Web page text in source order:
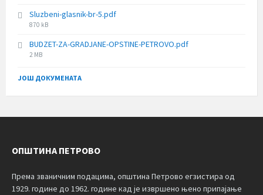
Sluzbeni-glasnik-br-5.pdf
File
870 kB
BUDZET-ZA-GRADJANE-OPSTINE-PETROVO.pdf
File
2 MB
ЈОШ ДОКУМЕНАТА
ОПШТИНА ПЕТРОВО
Према званичним подацима, општина Петрово егзистира од
1929. године до 1962. године кад је извршено њено припајање